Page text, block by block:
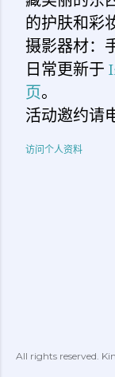
的护肤和彩
摄影器材：
日常更新于
页。
活动邀约请
访问个人资料
All rights reserved.